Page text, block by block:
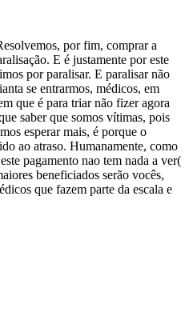
por fim, comprar a
E é justamente por este
por paralisar. E paralisar não
se entrarmos, médicos, em
que é para triar não fizer agora
saber que somos vítimas, pois
esperar mais, é porque o
ao atraso. Humanamente, como
pagamento nao tem nada a ver(
beneficiados serão vocês,
que fazem parte da escala e